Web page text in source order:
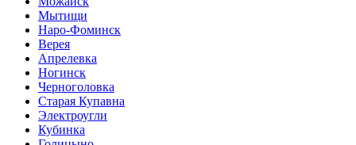
Мытищи
Наро-Фоминск
Верея
Апрелевка
Ногинск
Черноголовка
Старая Купавна
Электроугли
Кубинка